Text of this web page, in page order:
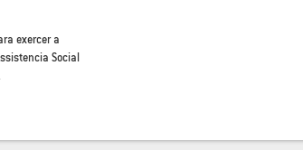
exercer a
Social